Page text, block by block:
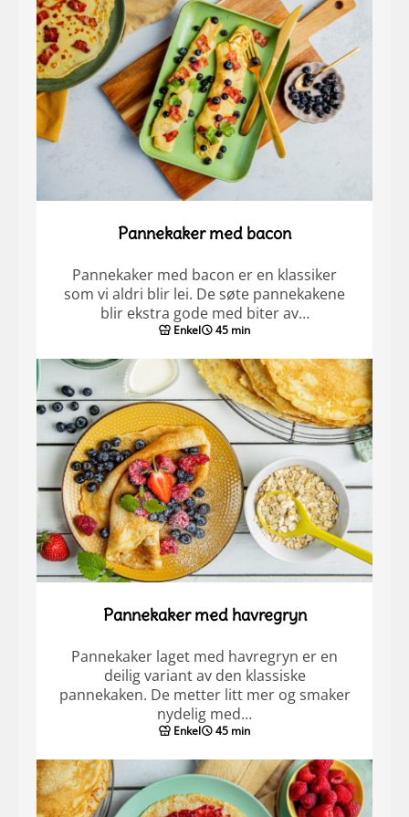
Pannekaker med bacon
Pannekaker med bacon er en klassiker
som vi aldri blir lei. De søte pannekakene
blir ekstra gode med biter av…
Enkel 45 min
Pannekaker med havregryn
Pannekaker laget med havregryn er en
deilig variant av den klassiske
pannekaken. De metter litt mer og smaker
nydelig med…
Enkel 45 min